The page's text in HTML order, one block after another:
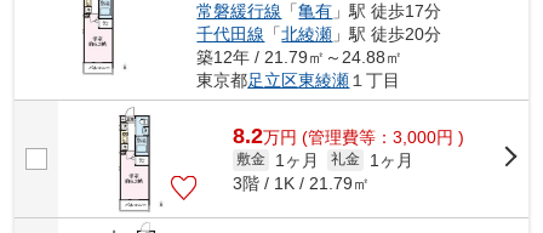
常磐緩行線 「亀有 」駅 徒歩17分
千代田線 「北綾瀬 」駅 徒歩20分
築12年 / 21.79㎡～24.88㎡
東京都足立区東綾瀬１丁目
8.2万円 (管理費等：3,000円 )
敷金 1ヶ月 礼金
1ヶ月
3階 / 1K / 21.79㎡